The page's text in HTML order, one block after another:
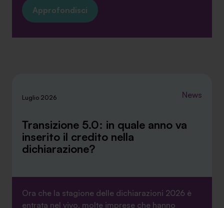
Approfondisci
Luglio 2026 News
Transizione 5.0: in quale anno va
inserito il credito nella
dichiarazione?
Ora che la stagione delle dichiarazioni 2026 è
entrata nel vivo, molte imprese che hanno